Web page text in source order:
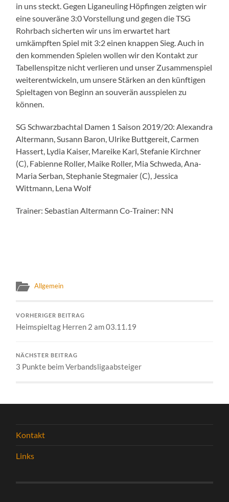
in uns steckt. Gegen Liganeuling Höpfingen zeigten wir
eine souveräne 3:0 Vorstellung und gegen die TSG
Rohrbach sicherten wir uns im erwartet hart
umkämpften Spiel mit 3:2 einen knappen Sieg. Auch in
den kommenden Spielen wollen wir den Kontakt zur
Tabellenspitze nicht verlieren und unser Zusammenspiel
weiterentwickeln, um unsere Stärken an den künftigen
Spieltagen von Beginn an souverän ausspielen zu
können.
SG Schwarzbachtal Damen 1 Saison 2019/20: Alexandra
Altermann, Susann Baron, Ulrike Buttgereit, Carmen
Hassert, Lydia Kaiser, Mareike Karl, Stefanie Kirchner
(C), Fabienne Roller, Maike Roller, Mia Schweda, Ana-
Maria Serban, Stephanie Stegmaier (C), Jessica
Wittmann, Lena Wolf
Trainer: Sebastian Altermann Co-Trainer: NN
Allgemein
VORHERIGER BEITRAG
Heimspieltag Herren 2 am 03.11.19
NÄCHSTER BEITRAG
3 Punkte beim Verbandsligaabsteiger
Kontakt
Links